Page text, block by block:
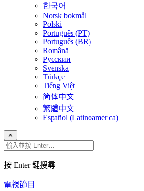
한국어
Norsk bokmål
Polski
Português (PT)
Português (BR)
Română
Русский
Svenska
Türkçe
Tiếng Việt
简体中文
繁體中文
Español (Latinoamérica)
✕
按 Enter 鍵搜尋
電視節目